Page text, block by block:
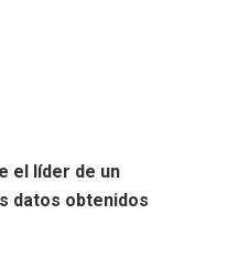
el líder de un
datos obtenidos